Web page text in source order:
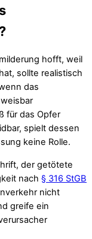
hofft, weil
sollte realistisch
das
für das Opfer
spielt dessen
keine Rolle.
der getötete
nach § 316 StGB
nicht
greife ein